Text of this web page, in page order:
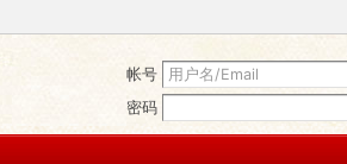
帐号
密码